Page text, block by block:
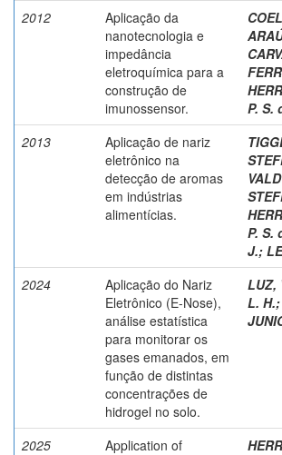
2012
Aplicação da
nanotecnologia e
impedância
eletroquímica para a
construção de
imunossensor.
P. S.
2013
Aplicação de nariz
eletrônico na
detecção de aromas
em indústrias
alimentícias.
P. S.
J.;
2024
Aplicação do Nariz
Eletrônico (E-Nose),
análise estatística
para monitorar os
gases emanados, em
função de distintas
concentrações de
hidrogel no solo.
LUZ,
L. H.;
2025
Application of